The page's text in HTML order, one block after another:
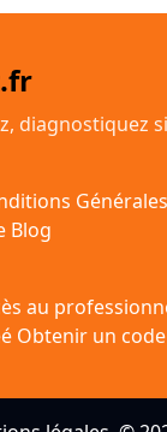
diagnostiquez
Générales
Blog
au
Obtenir un